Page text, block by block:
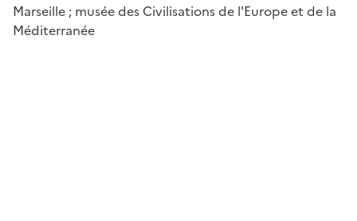
Marseille ; musée des Civilisations de l'Europe et de la
Méditerranée